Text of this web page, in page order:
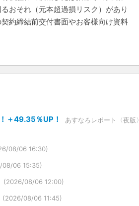
おそれ（元本超過損リスク）があり
約締結前交付書面やお客様向け資料
＋49.35％UP！
あすなろレポート〈夜版〉
08/06 16:30)
08/06 15:35)
(2026/08/06 12:00)
(2026/08/06 11:45)